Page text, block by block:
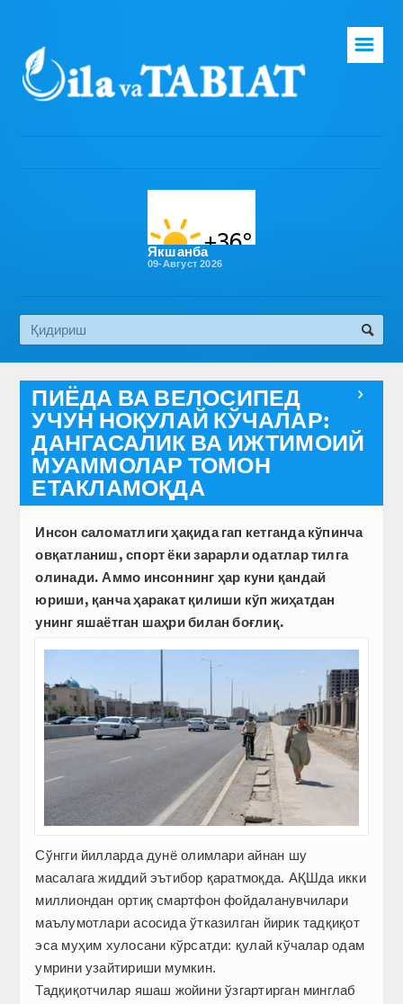
Бош саҳифа
Эко медиа
☰
Якшанба
09-Август 2026

ПИЁДА ВА ВЕЛОСИПЕД
УЧУН НОҚУЛАЙ КЎЧАЛАР:
ДАНГАСАЛИК ВА ИЖТИМОИЙ
МУАММОЛАР ТОМОН
ЕТАКЛАМОҚДА
Инсон саломатлиги ҳақида гап кетганда кўпинча
овқатланиш, спорт ёки зарарли одатлар тилга
олинади. Аммо инсоннинг ҳар куни қандай
юриши, қанча ҳаракат қилиши кўп жиҳатдан
унинг яшаётган шаҳри билан боғлиқ.
Сўнгги йилларда дунё олимлари айнан шу
масалага жиддий эътибор қаратмоқда. АҚШда икки
миллиондан ортиқ смартфон фойдаланувчилари
маълумотлари асосида ўтказилган йирик тадқиқот
эса муҳим хулосани кўрсатди: қулай кўчалар одам
умрини узайтириши мумкин.
Тадқиқотчилар яшаш жойини ўзгартирган минглаб